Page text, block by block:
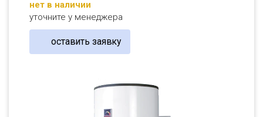
нет в наличии
уточните у менеджера
оставить заявку